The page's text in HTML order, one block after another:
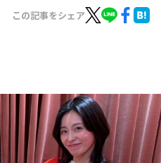
この記事をシェア